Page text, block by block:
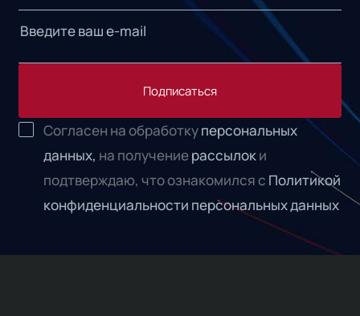
Подписаться
Согласен на обработкуперсональных
данных, на получениерассылоки
подтверждаю, что ознакомился с Политикой
конфиденциальности персональных данных